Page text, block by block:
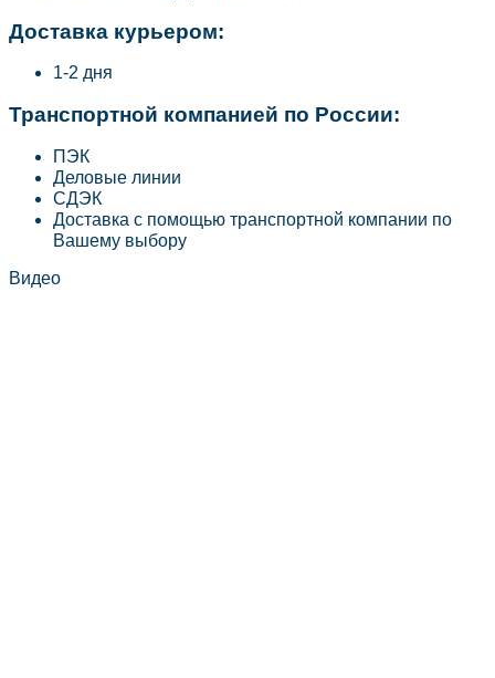
Доставка курьером:
1-2 дня
Транспортной компанией по России:
ПЭК
Деловые линии
СДЭК
Доставка с помощью транспортной компании по
Вашему выбору
Видео